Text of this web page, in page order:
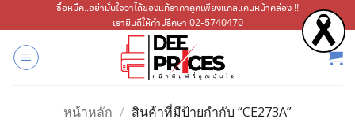
ไป
เนื้อหา
ซื้อหมึก..อย่ามั่นใจว่าได้ของแท้ราคาถูกเพียงแค่สแกนหน้ากล่อง !!
เรายินดีให้คำปรึกษา 02-5740470
หน้าหลัก / สินค้าที่มีป้ายกำกับ “CE273A”